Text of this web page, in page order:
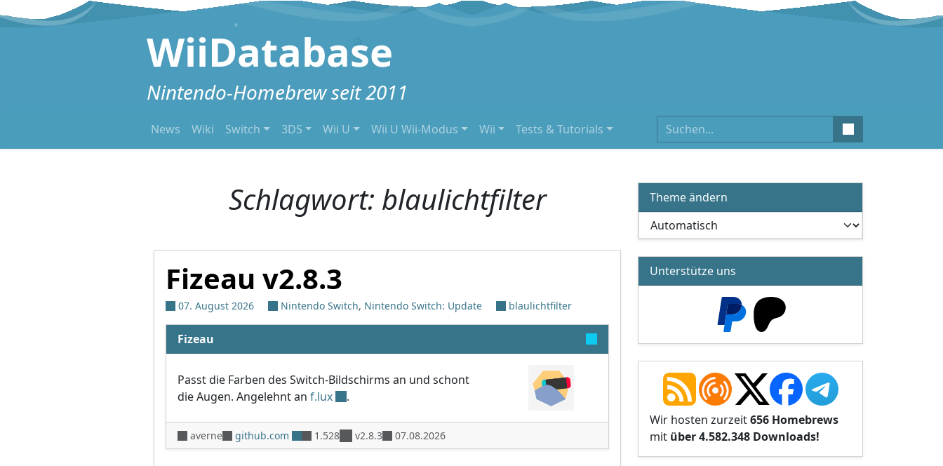
Zum Inhalt springen
WiiDatabase
Nintendo-Homebrew seit 2011
News Wiki Switch 3DS Wii U Wii U Wii-Modus Wii Tests & Tutorials Suchen
Schlagwort: blaulichtfilter
Fizeau v2.8.3
07. August 2026 Nintendo Switch, Nintendo Switch: Update blaulichtfilter
Fizeau
Passt die Farben des Switch-Bildschirms an und schont
die Augen. Angelehnt an f.lux .
averne github.com 1.528 v2.8.3 07.08.2026
Theme ändern
Unterstütze uns
Wir hosten zurzeit656 Homebrews
mit über 4.582.348 Downloads!